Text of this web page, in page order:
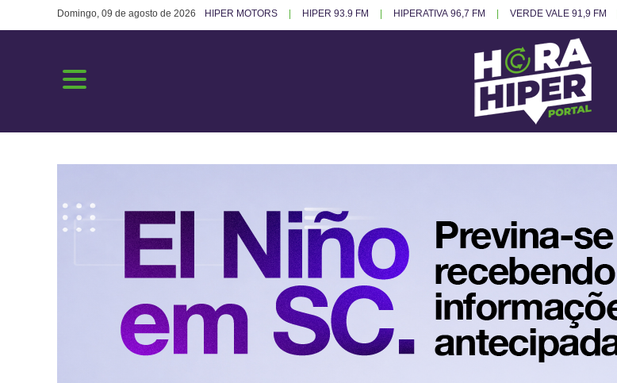
Domingo, 09 de agosto de 2026 HIPER MOTORS HIPER 93.9 FM HIPERATIVA 96,7 FM VERDE VALE 91,9 FM